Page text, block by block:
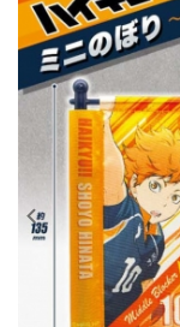
カプセルト
カプセルトイ
販促用空カ
レンタル
景品・玩具・